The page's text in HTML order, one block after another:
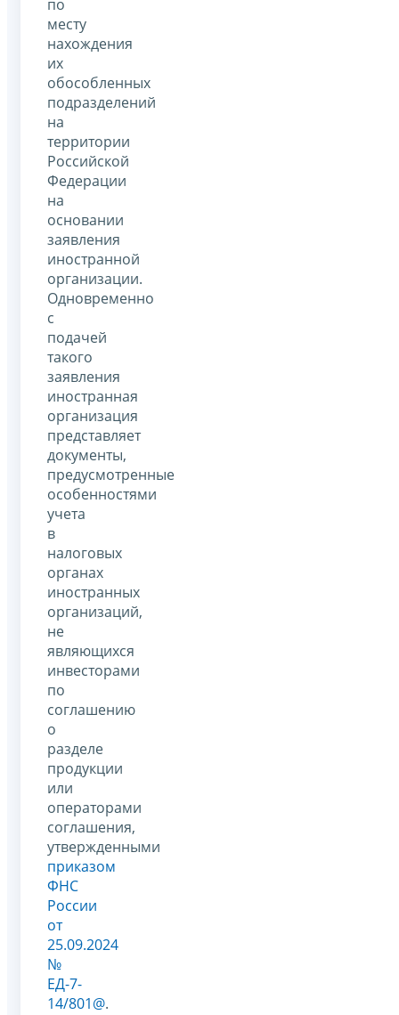
по
месту
нахождения
их
обособленных
подразделений
на
территории
Российской
Федерации
на
основании
заявления
иностранной
организации.
Одновременно
с
подачей
такого
заявления
иностранная
организация
представляет
документы,
предусмотренные
особенностями
учета
в
налоговых
органах
иностранных
организаций,
не
являющихся
инвесторами
по
соглашению
о
разделе
продукции
или
операторами
соглашения,
утвержденными
приказом
ФНС
России
от
25.09.2024
№
ЕД-7-
14/801@.